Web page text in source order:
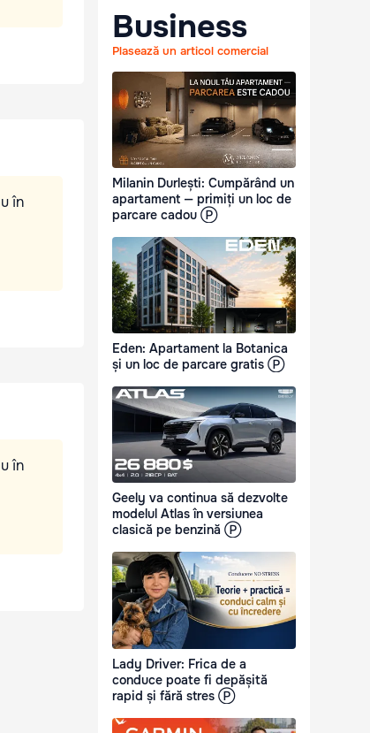
în
în
Business
Plasează un articol comercial
Milanin Durlești: Cumpărând un
apartament — primiți un loc de
parcare cadou Ⓟ
Eden: Apartament la Botanica
și un loc de parcare gratis Ⓟ
Geely va continua să dezvolte
modelul Atlas în versiunea
clasică pe benzină Ⓟ
Lady Driver: Frica de a
conduce poate fi depășită
rapid și fără stres Ⓟ